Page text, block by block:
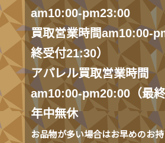
am10:00-pm23:00
買取営業時間am10:00-
終受付21:30）
アパレル買取営業時間
am10:00-pm20:00（最終
年中無休
お品物が多い場合はお早めのお